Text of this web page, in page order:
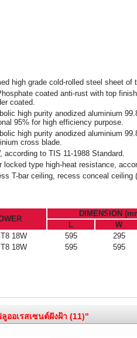
high grade cold-rolled steel sheet
coated anti-rust with top
coated.
high purity anodized aluminium
95% for high efficiency purpose.
high purity anodized aluminium
cross blade.
according to TIS 11-1988 Standard.
locked type high-heat resistance,
T-bar ceiling, recess conceal ceiling
DIMENSION
L
W
18W 595
295
18W 595 595
ออเรสเซนต์ฝังฝ้า (11)"